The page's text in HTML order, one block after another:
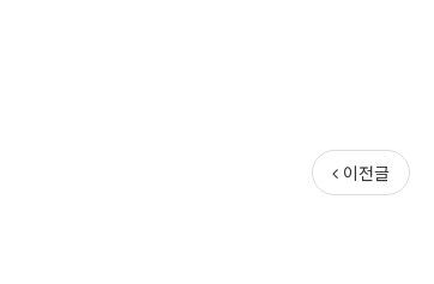
이전글